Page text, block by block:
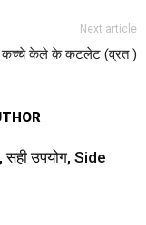
Next article
कच्चे केले के कटलेट (व्रत )
उपयोग, Side